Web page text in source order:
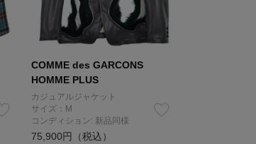
COMME des GARCONS
HOMME PLUS
カジュアルジャケット
サイズ：M
コンディション: 新品同様
75,900円（税込）